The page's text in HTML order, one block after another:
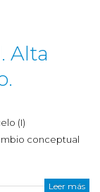
Alta
(I)
conceptual
Leer más